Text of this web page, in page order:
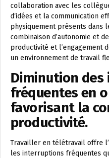
collaboration avec les
d’idées et la communication
physiquement présents dans
combinaison d’autonomie et
productivité et l’engagement
un environnement de travail
Diminution
fréquentes en
favorisant la
productivité.
Travailler en télétravail offre
les interruptions fréquentes